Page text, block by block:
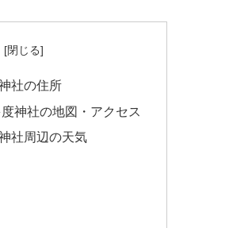
社の住所
神社の地図・アクセス
社周辺の天気